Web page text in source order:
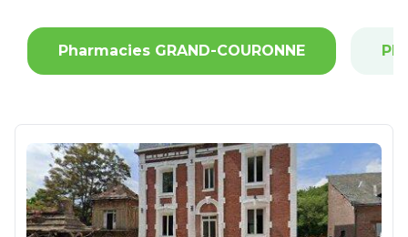
Pharmacies GRAND-COURONNE